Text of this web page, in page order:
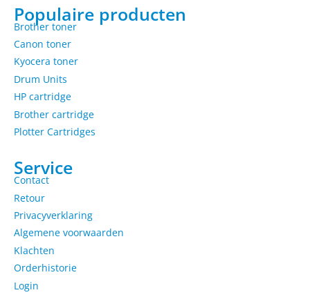
Populaire producten
Brother toner
Canon toner
Kyocera toner
Drum Units
HP cartridge
Brother cartridge
Plotter Cartridges
Service
Contact
Retour
Privacyverklaring
Algemene voorwaarden
Klachten
Orderhistorie
Login